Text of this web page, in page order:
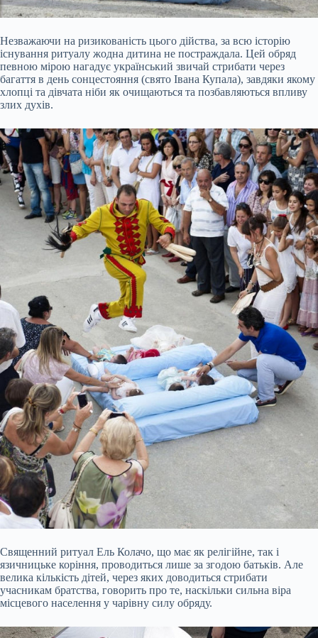
Незважаючи на ризикованість цього дійства, за всю історію
існування ритуалу жодна дитина не постраждала. Цей обряд
певною мірою нагадує український звичай стрибати через
багаття в день сонцестояння (свято Івана Купала), завдяки якому
хлопці та дівчата ніби як очищаються та позбавляються впливу
злих духів.
Священний ритуал Ель Колачо, що має як релігійне, так і
язичницьке коріння, проводиться лише за згодою батьків. Але
велика кількість дітей, через яких доводиться стрибати
учасникам братства, говорить про те, наскільки сильна віра
місцевого населення у чарівну силу обряду.